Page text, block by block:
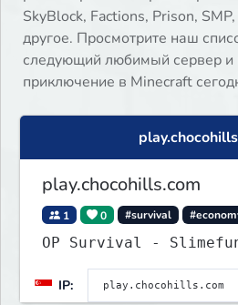
SkyBlock, Factions, Prison,
другое. Просмотрите наш
следующий любимый сервер и
приключение в Minecraft
play.chocohills.com
1 0 #survival
OP Survival -
IP: